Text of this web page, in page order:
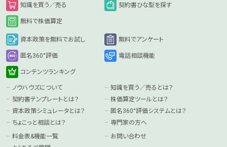
知識を買う／売る 契約書ひな型を探す
無料で株価算定
資本政策を無料でお試し 無料でアンケート
匿名360°評価 電話相談機能
コンテンツランキング
ノウハウズについて
知識を買う／売るとは？
契約書テンプレートとは？
株価算定ツールとは？
資本政策シミュレータとは？
匿名360°評価システムとは？
ちょこっと相談とは？
専門家の方へ
料金表&機能一覧
お問い合わせ